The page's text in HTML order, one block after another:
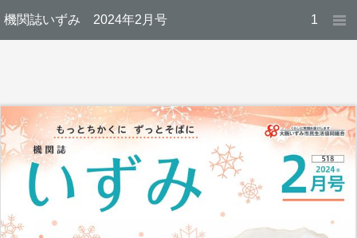
機関誌いずみ 2024年2月号 1